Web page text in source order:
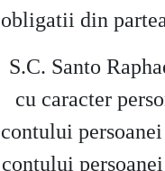
obligatii din
S.C. Santo
cu caracter
contului
contului